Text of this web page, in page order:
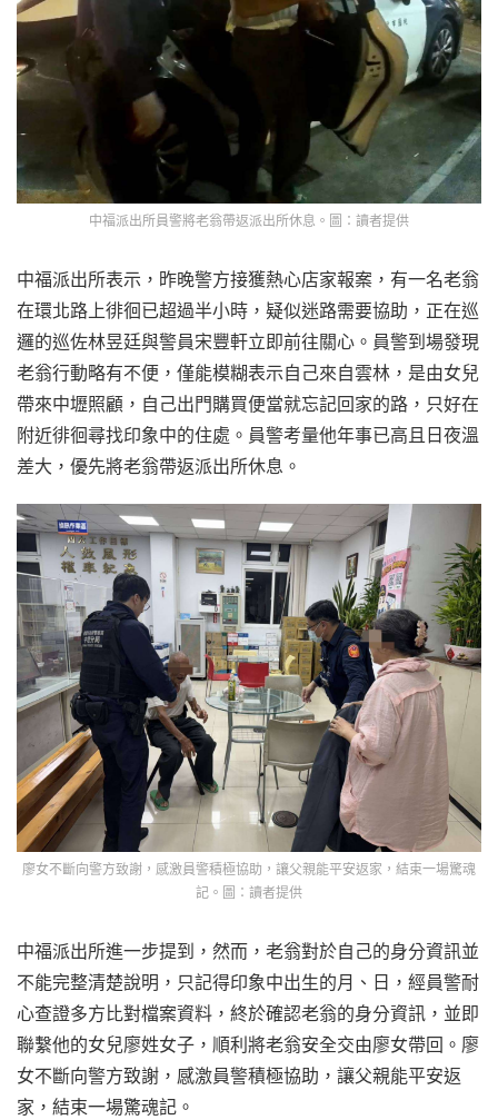
中福派出所員警將老翁帶返派出所休息。圖：讀者提供
中福派出所表示，昨晚警方接獲熱心店家報案，有一名老翁
在環北路上徘徊已超過半小時，疑似迷路需要協助，正在巡
邏的巡佐林昱廷與警員宋豐軒立即前往關心。員警到場發現
老翁行動略有不便，僅能模糊表示自己來自雲林，是由女兒
帶來中壢照顧，自己出門購買便當就忘記回家的路，只好在
附近徘徊尋找印象中的住處。員警考量他年事已高且日夜溫
差大，優先將老翁帶返派出所休息。
廖女不斷向警方致謝，感激員警積極協助，讓父親能平安返家，結束一場驚魂
記。圖：讀者提供
中福派出所進一步提到，然而，老翁對於自己的身分資訊並
不能完整清楚說明，只記得印象中出生的月、日，經員警耐
心查證多方比對檔案資料，終於確認老翁的身分資訊，並即
聯繫他的女兒廖姓女子，順利將老翁安全交由廖女帶回。廖
女不斷向警方致謝，感激員警積極協助，讓父親能平安返
家，結束一場驚魂記。